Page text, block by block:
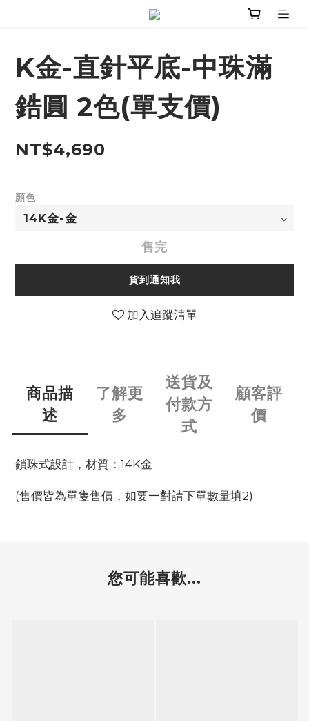
K金-直針平底-中珠滿
鋯圓 2色(單支價)
NT$4,690
顏色
售完
貨到通知我
加入追蹤清單
商品描
述
了解更
多
送貨及
付款方
式
顧客評
價
鎖珠式設計，材質：14K金
(售價皆為單隻售價，如要一對請下單數量填2)
您可能喜歡...